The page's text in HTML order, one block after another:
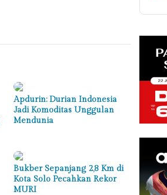
Apdurin: Durian Indonesia
Jadi Komoditas Unggulan
Mendunia
Bukber Sepanjang 2,8 Km di
Kota Solo Pecahkan Rekor
MURI